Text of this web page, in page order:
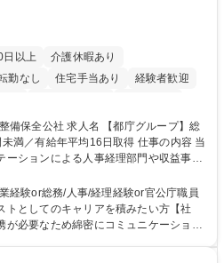
日以上
介護休暇あり
勤なし 住宅手当あり
経験者歓迎
り 食事補助あり
【都庁グループ】総
年平均16日取得 仕事の内容 当
ーションによる人事経理部門や収益事業
署での業務をお任せいたします。研修
※下記業務詳細 【業務詳細】■
当公社の運営に係る管理業務 ■収益部
、新宿駅西口広場の「イベントコーナ
経験or総務/人事/経理経験or官公庁職員
トとしてのキャリアを積みたい方【社
が必要なため綿密にコミュニケーション